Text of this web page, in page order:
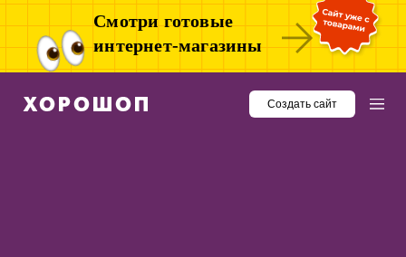
Смотри готовые
интернет-магазины
Создать сайт